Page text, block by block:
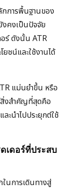
กการพื้นฐานของ
งคงเป็นปัจจัย
ร์ ดังนั้น ATR
ชน์และใช้งานได้
แม่นยำขึ้น หรือ
สิ่งสำคัญที่สุดคือ
ะนำไปประยุกต์ใช้
เดอร์ที่ประสบ
นการเดินทางสู่